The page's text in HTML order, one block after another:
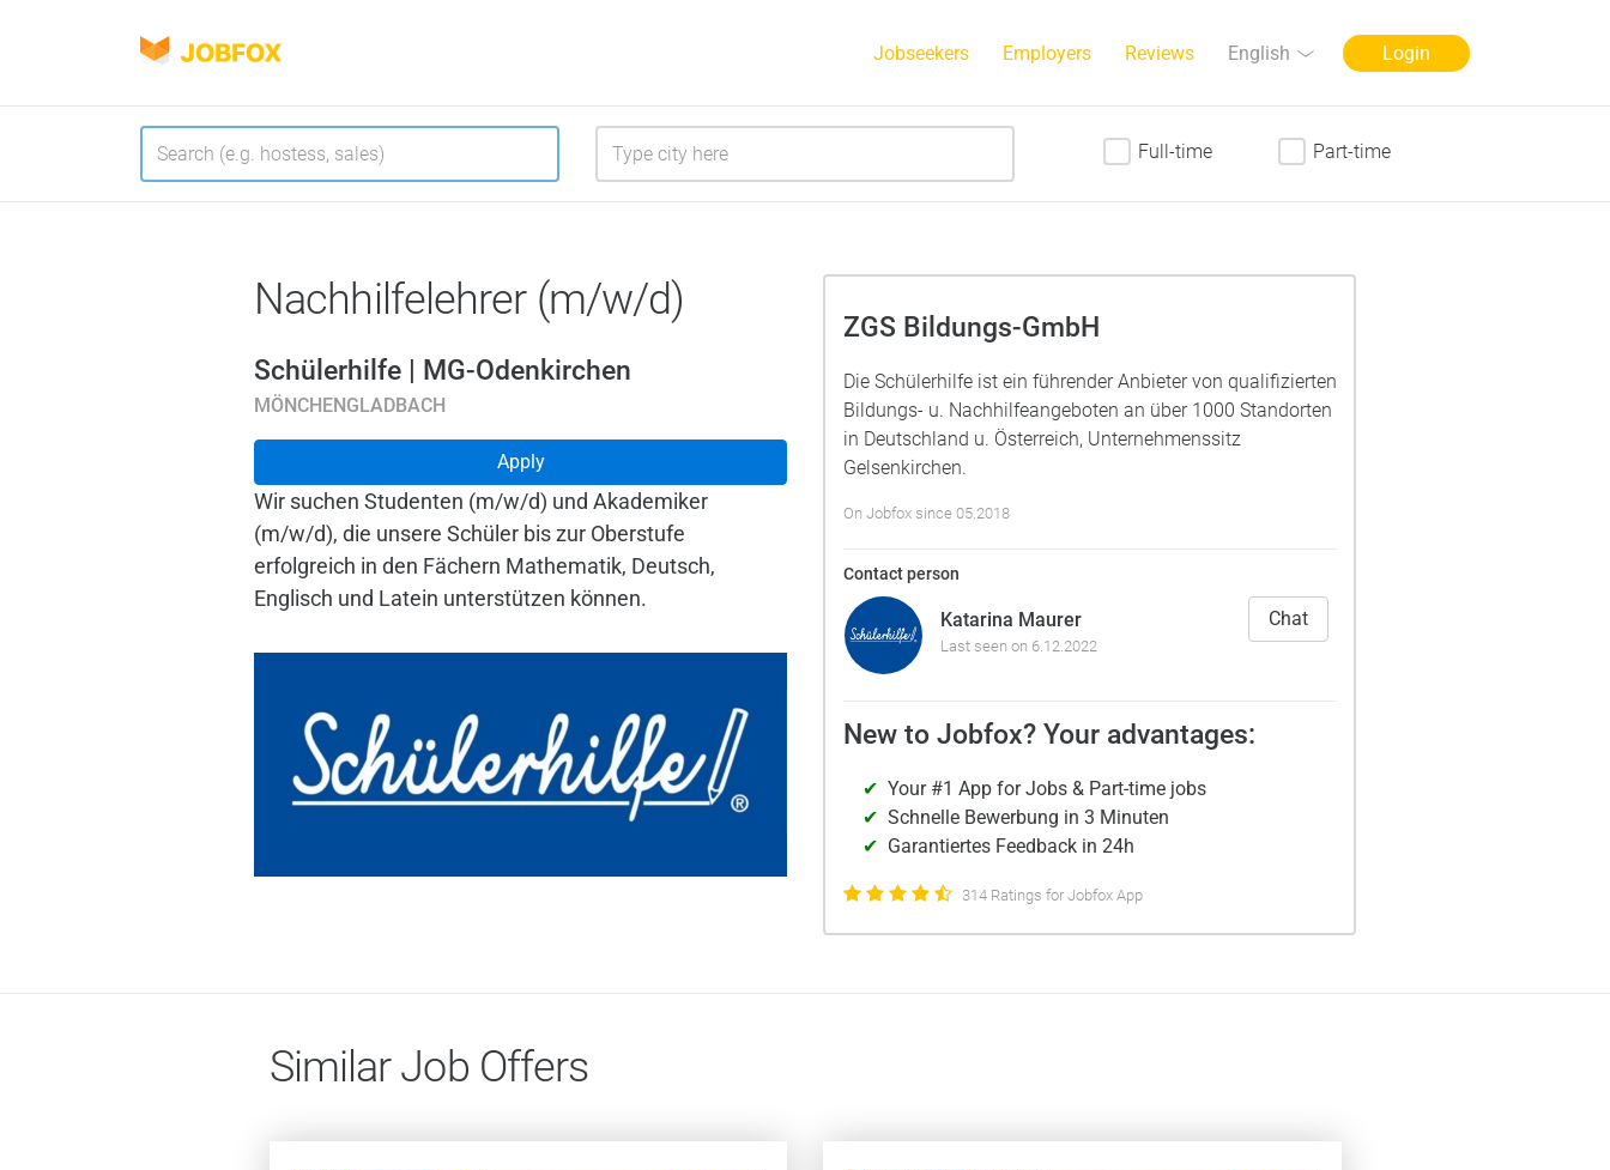
JOBFOX Navigate
Language Jobseekers Employers Reviews Language
English Login
Full-time Part-time
Nachhilfelehrer (m/w/d)
Schülerhilfe | MG-Odenkirchen
MÖNCHENGLADBACH
Apply
Wir suchen Studenten (m/w/d) und Akademiker
(m/w/d), die unsere Schüler bis zur Oberstufe
erfolgreich in den Fächern Mathematik, Deutsch,
Englisch und Latein unterstützen können.
ZGS Bildungs-GmbH
Die Schülerhilfe ist ein führender Anbieter von qualifizierten
Bildungs- u. Nachhilfeangeboten an über 1000 Standorten
in Deutschland u. Österreich, Unternehmenssitz
Gelsenkirchen.
On Jobfox since 05.2018
Contact person
Katarina Maurer
Last seen on 6.12.2022
Chat
New to Jobfox? Your advantages:
Your #1 App for Jobs & Part-time jobs
Schnelle Bewerbung in 3 Minuten
Garantiertes Feedback in 24h
314 Ratings for Jobfox App
Similar Job Offers